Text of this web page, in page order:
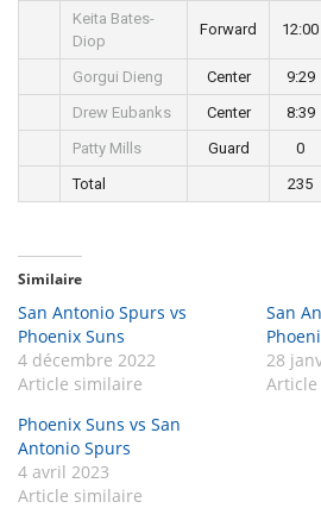
Keita Bates-
Diop
Forward 12:00
Gorgui Dieng Center 9:29
Drew Eubanks
Center 8:39
Patty Mills
Guard 0
Total
235
Similaire
San Antonio Spurs vs
Phoenix Suns
4 décembre 2022
Article similaire
San
28
Phoenix Suns vs San
Antonio Spurs
4 avril 2023
Article similaire